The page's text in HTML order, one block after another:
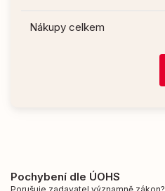
Nákupy celkem
Pochybení dle ÚOHS
Porušuje zadavatel významně zákon?